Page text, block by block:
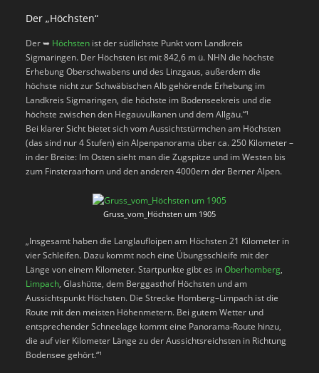
Der „Höchsten“
Der ➥ Höchstenist der südlichste Punkt vom Landkreis
Sigmaringen. Der Höchsten ist mit 842,6 m ü. NHN die höchste
Erhebung Oberschwabens und des Linzgaus, außerdem die
höchste nicht zur Schwäbischen Alb gehörende Erhebung im
Landkreis Sigmaringen, die höchste im Bodenseekreis und die
höchste zwischen den Hegauvulkanen und dem Allgäu.“¹
Bei klarer Sicht bietet sich vom Aussichtstürmchen am Höchsten
(das sind nur 4 Stufen) ein Alpenpanorama über ca. 250 Kilometer –
in der Breite: Im Osten sieht man die Zugspitze und im Westen bis
zum Finsteraarhorn und den anderen 4000ern der Berner Alpen.
Gruss_vom_Höchsten um 1905
„Insgesamt haben die Langlaufloipen am Höchsten 21 Kilometer in
vier Schleifen. Dazu kommt noch eine Übungsschleife mit der
Länge von einem Kilometer. Startpunkte gibt es inOberhomberg,
Limpach, Glashütte, dem Berggasthof Höchsten und am
Aussichtspunkt Höchsten. Die Strecke Homberg–Limpach ist die
Route mit den meisten Höhenmetern. Bei gutem Wetter und
entsprechender Schneelage kommt eine Panorama-Route hinzu,
die auf vier Kilometer Länge zu der Aussichtsreichsten in Richtung
Bodensee gehört.“¹